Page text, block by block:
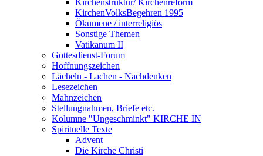
Kirchenstruktur/ Kirchenreform
KirchenVolksBegehren 1995
Ökumene / interreligiös
Sonstige Themen
Vatikanum II
Gottesdienst-Forum
Hoffnungszeichen
Lächeln - Lachen - Nachdenken
Lesezeichen
Mahnzeichen
Stellungnahmen, Briefe etc.
Kolumne "Ungeschminkt" KIRCHE IN
Spirituelle Texte
Advent
Die Kirche Christi